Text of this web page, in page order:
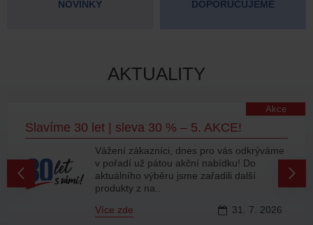
NOVINKY DOPORUČUJEME
AKTUALITY
Slavíme 30 let | sleva 30 % – 5. AKCE!
Akce
31. 7. 2026
Vážení zákazníci, dnes pro vás odkrýváme
v pořadí už pátou akční nabídku! Do
aktuálního výběru jsme zařadili další
produkty z na..
Více zde